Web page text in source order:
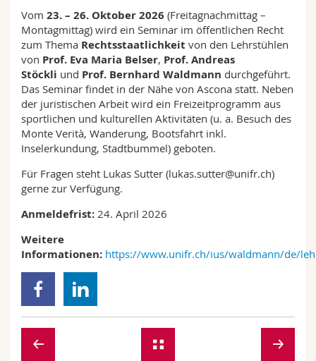
Vorlesungsverzeichnis
MyUnifr
Vom 23. – 26. Oktober 2026 (Freitagnachmittag –
Montagmittag) wird ein Seminar im öffentlichen Recht
zum Thema Rechtsstaatlichkeit von den Lehrstühlen
von Prof. Eva Maria Belser, Prof. Andreas
Stöckli und Prof. Bernhard Waldmann durchgeführt.
Das Seminar findet in der Nähe von Ascona statt. Neben
der juristischen Arbeit wird ein Freizeitprogramm aus
sportlichen und kulturellen Aktivitäten (u. a. Besuch des
Monte Verità, Wanderung, Bootsfahrt inkl.
Inselerkundung, Stadtbummel) geboten.
Für Fragen steht Lukas Sutter (lukas.sutter@unifr.ch)
gerne zur Verfügung.
Anmeldefrist: 24. April 2026
Weitere
Informationen: https://www.unifr.ch/ius/waldmann/de/